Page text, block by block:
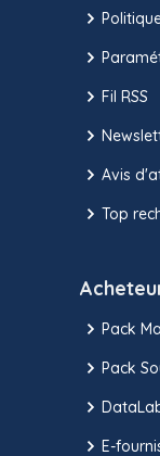
Fil RSS
Avis
Top
Pack
Pack
E-